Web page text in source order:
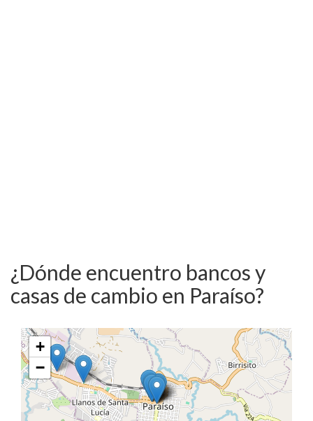
¿Dónde encuentro bancos y
casas de cambio en Paraíso?
+
−